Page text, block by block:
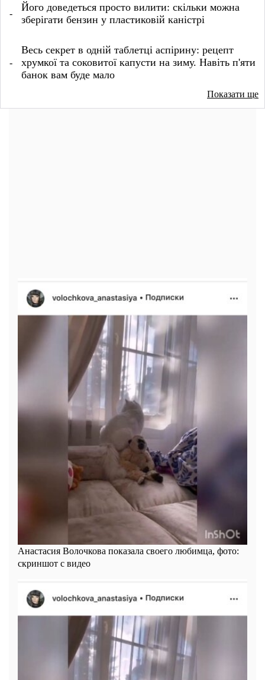
Його доведеться просто вилити: скільки можна
зберігати бензин у пластиковій каністрі
Весь секрет в одній таблетці аспірину: рецепт
хрумкої та соковитої капусти на зиму. Навіть п'яти
банок вам буде мало
Показати ще
Анастасия Волочкова показала своего любимца, фото:
скриншот с видео